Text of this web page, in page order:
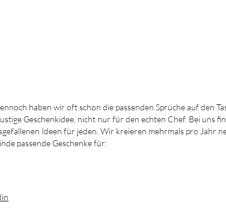
haben wir oft schon die passenden Sprüche auf den
lustige Geschenkidee, nicht nur für den echten Chef. Bei uns
Ideen für jeden. Wir kreieren mehrmals pro Jahr
passende Geschenke für: